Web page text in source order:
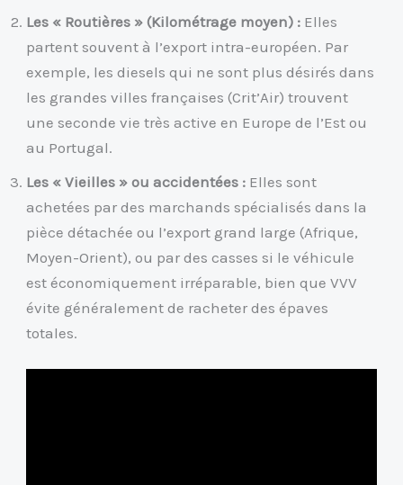
Les « Routières » (Kilométrage moyen) : Elles
partent souvent à l’export intra-européen. Par
exemple, les diesels qui ne sont plus désirés dans
les grandes villes françaises (Crit’Air) trouvent
une seconde vie très active en Europe de l’Est ou
au Portugal.
Les « Vieilles » ou accidentées : Elles sont
achetées par des marchands spécialisés dans la
pièce détachée ou l’export grand large (Afrique,
Moyen-Orient), ou par des casses si le véhicule
est économiquement irréparable, bien que VVV
évite généralement de racheter des épaves
totales.